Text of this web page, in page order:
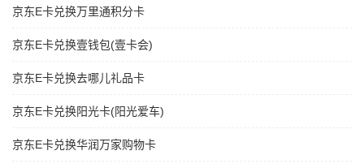
京东E卡兑换万里通积分卡
京东E卡兑换壹钱包(壹卡会)
京东E卡兑换去哪儿礼品卡
京东E卡兑换阳光卡(阳光爱车)
京东E卡兑换华润万家购物卡